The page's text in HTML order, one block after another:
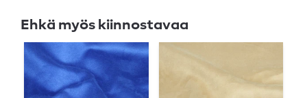
Ehkä myös kiinnostavaa